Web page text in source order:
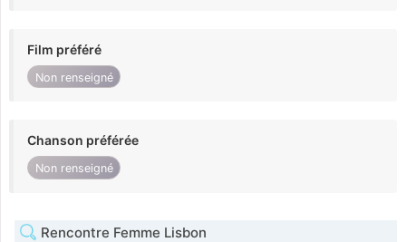
Film préféré
Non renseigné
Chanson préférée
Non renseigné
Rencontre Femme Lisbon